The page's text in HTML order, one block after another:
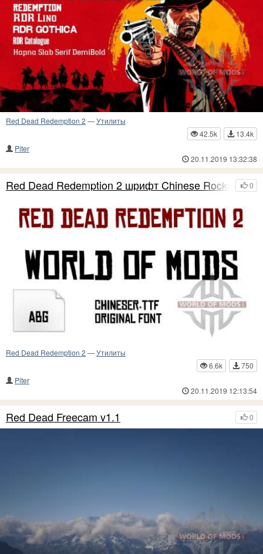
Red Dead Redemption 2 —Утилиты
42.5k
13.4k
Piter
20.11.2019 13:32:38
0
Red Dead Redemption 2 шрифт Chinese Rocks
Red Dead Redemption 2 —Утилиты
6.6k
750
Piter
20.11.2019 12:13:54
0
Red Dead Freecam v1.1